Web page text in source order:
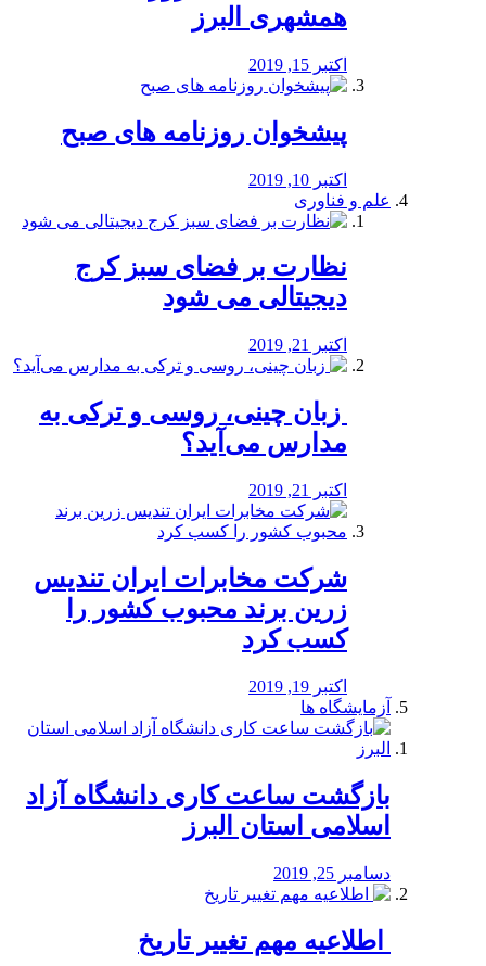
همشهری البرز
اکتبر 15, 2019
پیشخوان روزنامه های صبح
اکتبر 10, 2019
علم و فناوری
نظارت بر فضای سبز کرج
دیجیتالی می شود
اکتبر 21, 2019
️ زبان چینی، روسی و ترکی به
مدارس می‌آید؟
اکتبر 21, 2019
شرکت مخابرات ایران تندیس
زرین برند محبوب کشور را
کسب کرد
اکتبر 19, 2019
آزمایشگاه ها
بازگشت ساعت کاری دانشگاه آزاد
اسلامی استان البرز
دسامبر 25, 2019
️ اطلاعیه مهم تغییر تاریخ